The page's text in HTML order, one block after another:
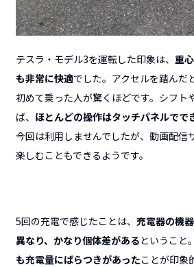
テスラ・モデル3を運転した印象は、 重
も非常に快適でした。アクセルを踏んだ
初めて乗った人が驚くほどです。シフト
ば、 ほとんどの操作はタッチパネルでで
今回は利用しませんでしたが、動画配信
楽しむこともできるようです。
5回の充電で感じたことは、 充電器の機
異なり、かなり個体差があるということ。
も充電量にばらつきがあったことが印象